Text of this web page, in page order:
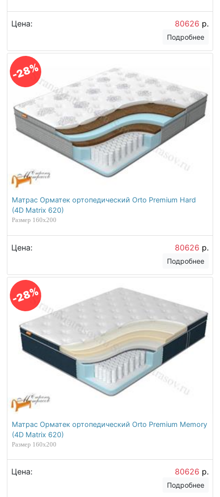
Цена: 80626 р.
Подробнее
-28%
Матрас Орматек ортопедический Orto Premium Hard
(4D Matrix 620)
Размер 160х200
Цена: 80626 р.
Подробнее
-28%
Матрас Орматек ортопедический Orto Premium Memory
(4D Matrix 620)
Размер 160х200
Цена: 80626 р.
Подробнее